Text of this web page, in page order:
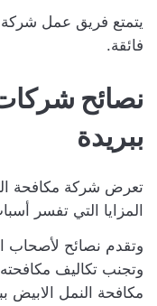
يتمتع فريق عمل شركة
فائقة.
نصائح
ببريدة
تعرض شركة مكافحة
المزايا التي تفسر
وتقدم نصائح لأصحاب
وتجنب تكاليف
مكافحة النمل الابيض